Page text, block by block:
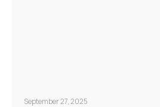
September 27, 2025